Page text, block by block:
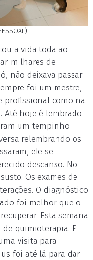
a vida toda ao
milhares de
não deixava passar
foi um mestre,
profissional como na
Até hoje é lembrado
um tempinho
relembrando os
ele se
descanso. No
Os exames de
O diagnóstico
foi melhor que o
Esta semana
de quimioterapia. E
visita para
foi até lá para dar